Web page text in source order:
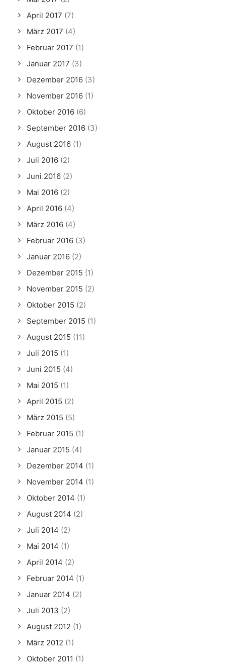
April 2017 (7)
März 2017 (4)
Februar 2017 (1)
Januar 2017 (3)
Dezember 2016 (3)
November 2016 (1)
Oktober 2016 (6)
September 2016 (3)
August 2016 (1)
Juli 2016 (2)
Juni 2016 (2)
Mai 2016 (2)
April 2016 (4)
März 2016 (4)
Februar 2016 (3)
Januar 2016 (2)
Dezember 2015 (1)
November 2015 (2)
Oktober 2015 (2)
September 2015 (1)
August 2015 (11)
Juli 2015 (1)
Juni 2015 (4)
Mai 2015 (1)
April 2015 (2)
März 2015 (5)
Februar 2015 (1)
Januar 2015 (4)
Dezember 2014 (1)
November 2014 (1)
Oktober 2014 (1)
August 2014 (2)
Juli 2014 (2)
Mai 2014 (1)
April 2014 (2)
Februar 2014 (1)
Januar 2014 (2)
Juli 2013 (2)
August 2012 (1)
März 2012 (1)
Oktober 2011 (1)